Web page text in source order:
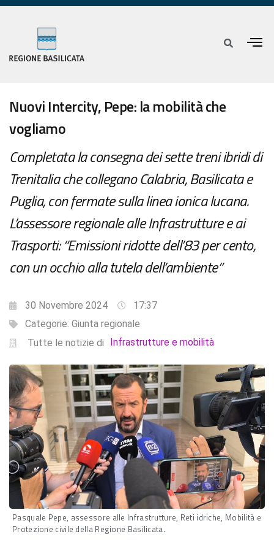
Nuovi Intercity, Pepe: la mobilità che
vogliamo
Completata la consegna dei sette treni ibridi di
Trenitalia che collegano Calabria, Basilicata e
Puglia, con fermate sulla linea ionica lucana.
L’assessore regionale alle Infrastrutture e ai
Trasporti: “Emissioni ridotte dell’83 per cento,
con un occhio alla tutela dell’ambiente”
30 Novembre 2024
17:37
Categorie: Giunta regionale
Tutte le notizie di
Infrastrutture e mobilità
Pasquale Pepe, assessore alle Infrastrutture, Reti idriche, Mobilità e
Protezione civile della Regione Basilicata.